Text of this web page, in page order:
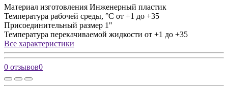
Материал изготовления Инженерный пластик
Температура рабочей среды, °C от +1 до +35
Присоединительный размер 1"
Температура перекачиваемой жидкости от +1 до +35
Все характеристики
0 отзывов0